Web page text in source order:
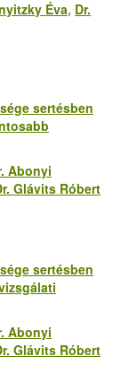
Éva, Dr.
sertésben
Abonyi
Glávits Róbert
sertésben
Abonyi
Glávits Róbert